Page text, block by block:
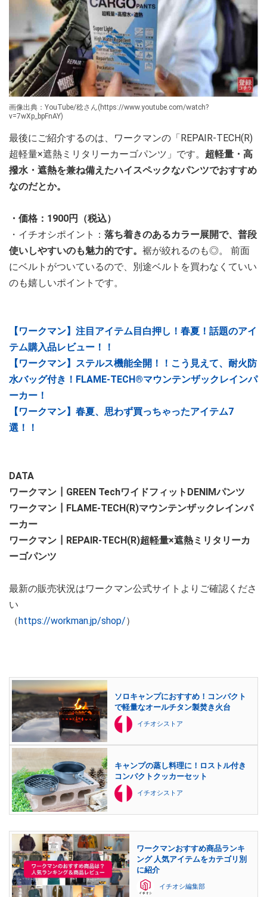
画像出典：YouTube/稔さん(https://www.youtube.com/watch?
v=7wXp_bpFnAY)
最後にご紹介するのは、ワークマンの「REPAIR-TECH(R)
超軽量×遮熱ミリタリーカーゴパンツ」です。 超軽量・高
撥水・遮熱を兼ね備えたハイスペックなパンツでおすすめ
なのだとか。
・価格：1900円（税込）
・イチオシポイント： 落ち着きのあるカラー展開で、普段
使いしやすいのも魅力的です。 裾が絞れるのも◎。 前面
にベルトがついているので、別途ベルトを買わなくていい
のも嬉しいポイントです。
【ワークマン】注目アイテム目白押し！春夏！話題のアイ
テム購入品レビュー！！
【ワークマン】ステルス機能全開！！こう見えて、耐火防
水バッグ付き！FLAME-TECH®マウンテンザックレインパ
ーカー！
【ワークマン】春夏、思わず買っちゃったアイテム7
選！！
DATA
ワークマン┃GREEN TechワイドフィットDENIMパンツ
ワークマン┃FLAME-TECH(R)マウンテンザックレインパ
ーカー
ワークマン┃REPAIR-TECH(R)超軽量×遮熱ミリタリーカ
ーゴパンツ
最新の販売状況はワークマン公式サイトよりご確認くださ
い
（ https://workman.jp/shop/）
ソロキャンプにおすすめ！コンパクト
で軽量なオールチタン製焚き火台
イチオシストア
キャンプの蒸し料理に！ロストル付き
コンパクトクッカーセット
イチオシストア
ワークマンおすすめ商品ランキ
ング 人気アイテムをカテゴリ別
に紹介
イチオシ編集部